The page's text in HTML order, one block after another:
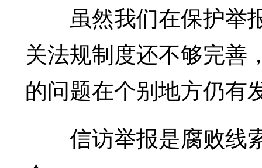
虽然我们在保护举
关法规制度还不够完善
的问题在个别地方仍有
信访举报是腐败线